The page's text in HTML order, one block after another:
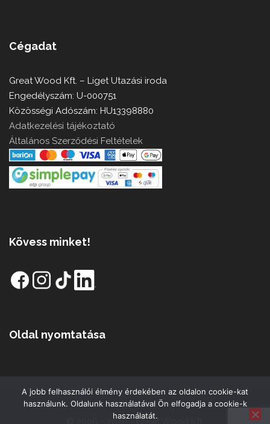
Cégadat
Great Wood Kft. – Liget Utazási iroda
Engedélyszám: U-000751
Közösségi Adószám: HU13398880
Adatkezelési tájékoztató
Általános Szerződési Feltételek
Kövess minket!
Oldal nyomtatása
© 2006 - 2026 - Great Wood Kft.
A jobb felhasználói élmény érdekében az oldalon cookie-kat
használunk. Oldalunk használatával Ön elfogadja a cookie-k
használatát.